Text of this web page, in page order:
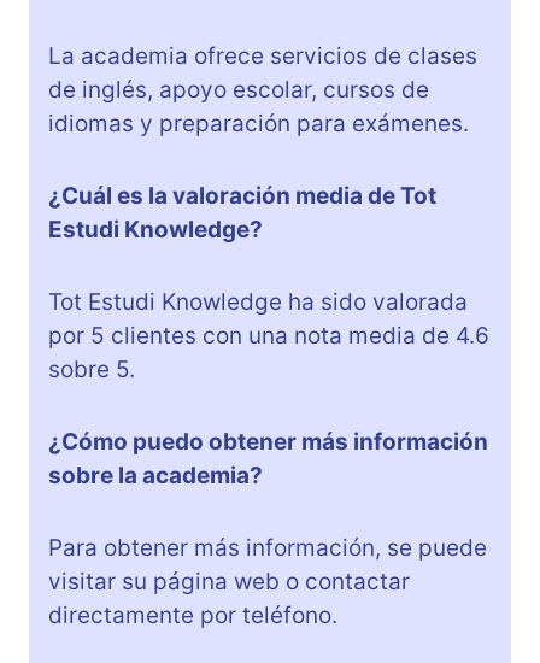
La academia ofrece servicios de clases
de inglés, apoyo escolar, cursos de
idiomas y preparación para exámenes.
¿Cuál es la valoración media de Tot
Estudi Knowledge?
Tot Estudi Knowledge ha sido valorada
por 5 clientes con una nota media de 4.6
sobre 5.
¿Cómo puedo obtener más información
sobre la academia?
Para obtener más información, se puede
visitar su página web o contactar
directamente por teléfono.